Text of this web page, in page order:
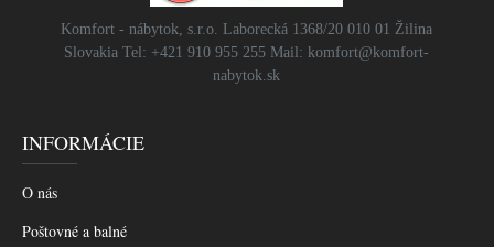
Komfort - nábytok, s.r.o. Laborecká 1368/20 010 01 Žilina
Slovakia Tel: +421 910 955 255 Mail: komfort@komfort-
nabytok.sk
INFORMÁCIE
O nás
Poštovné a balné